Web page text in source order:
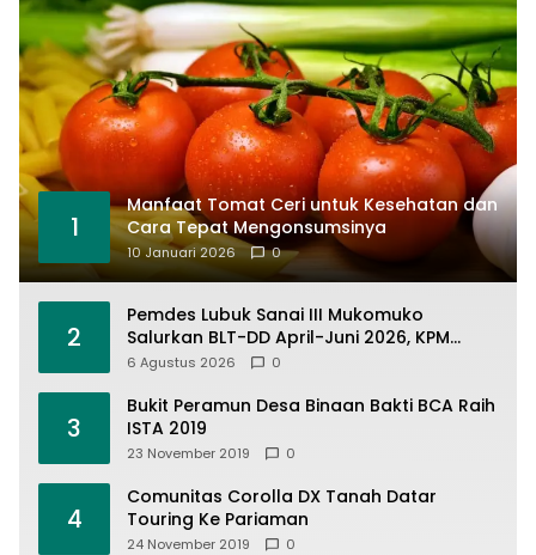
1
Manfaat Tomat Ceri untuk Kesehatan dan
Cara Tepat Mengonsumsinya
10 Januari 2026 0
2
Pemdes Lubuk Sanai III Mukomuko
Salurkan BLT-DD April-Juni 2026, KPM
Terima Rp900 Ribu
6 Agustus 2026 0
3
Bukit Peramun Desa Binaan Bakti BCA Raih
ISTA 2019
23 November 2019 0
4
Comunitas Corolla DX Tanah Datar
Touring Ke Pariaman
24 November 2019 0